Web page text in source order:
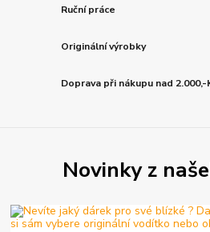
Ruční práce
Originální výrobky
Doprava při nákupu nad 2.000,-
Novinky z